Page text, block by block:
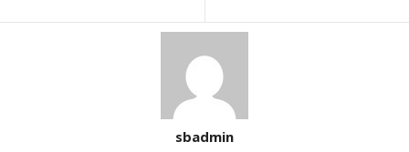
sbadmin